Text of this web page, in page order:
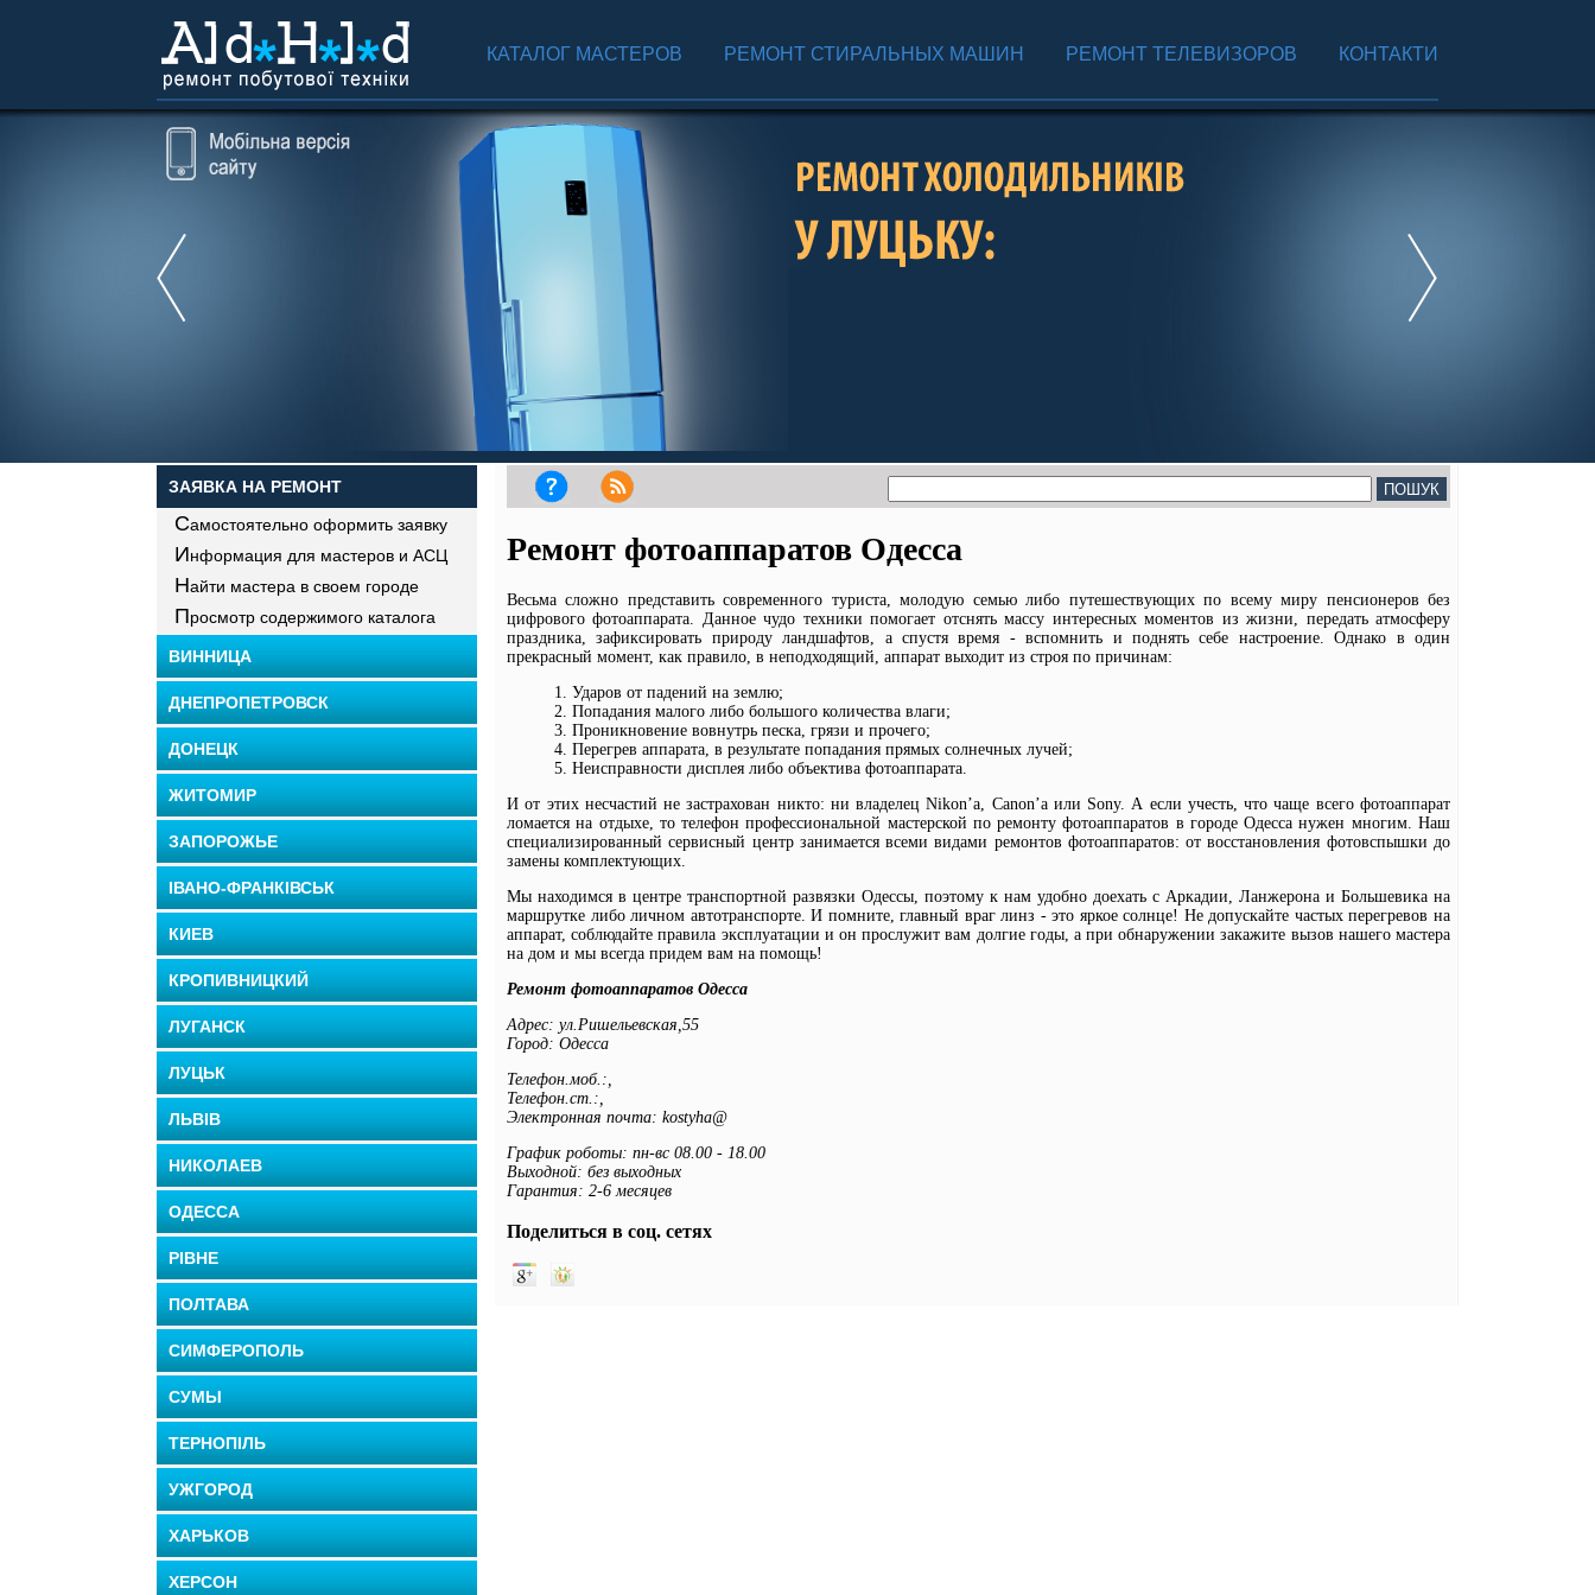
КАТАЛОГ МАСТЕРОВ РЕМОНТ СТИРАЛЬНЫХ МАШИН РЕМОНТ ТЕЛЕВИЗОРОВ КОНТАКТИ
ЗАЯВКА НА РЕМОНТ
Самостоятельно оформить заявку
Информация для мастеров и АСЦ
Найти мастера в своем городе
Просмотр содержимого каталога
ВИННИЦА
ДНЕПРОПЕТРОВСК
ДОНЕЦК
ЖИТОМИР
ЗАПОРОЖЬЕ
ІВАНО-ФРАНКІВСЬК
КИЕВ
КРОПИВНИЦКИЙ
ЛУГАНСК
ЛУЦЬК
ЛЬВІВ
НИКОЛАЕВ
ОДЕССА
РІВНЕ
ПОЛТАВА
СИМФЕРОПОЛЬ
СУМЫ
ТЕРНОПІЛЬ
УЖГОРОД
ХАРЬКОВ
ХЕРСОН
Ремонт фотоаппаратов Одесса
Весьма сложно представить современного туриста, молодую семью либо путешествующих по всему миру пенсионеров без
цифрового фотоаппарата. Данное чудо техники помогает отснять массу интересных моментов из жизни, передать атмосферу
праздника, зафиксировать природу ландшафтов, а спустя время - вспомнить и поднять себе настроение. Однако в один
прекрасный момент, как правило, в неподходящий, аппарат выходит из строя по причинам:
Ударов от падений на землю;
Попадания малого либо большого количества влаги;
Проникновение вовнутрь песка, грязи и прочего;
Перегрев аппарата, в результате попадания прямых солнечных лучей;
Неисправности дисплея либо объектива фотоаппарата.
И от этих несчастий не застрахован никто: ни владелец Nikon’a, Canon’a или Sony. А если учесть, что чаще всего фотоаппарат
ломается на отдыхе, то телефон профессиональной мастерской по ремонту фотоаппаратов в городе Одесса нужен многим. Наш
специализированный сервисный центр занимается всеми видами ремонтов фотоаппаратов: от восстановления фотовспышки до
замены комплектующих.
Мы находимся в центре транспортной развязки Одессы, поэтому к нам удобно доехать с Аркадии, Ланжерона и Большевика на
маршрутке либо личном автотранспорте. И помните, главный враг линз - это яркое солнце! Не допускайте частых перегревов на
аппарат, соблюдайте правила эксплуатации и он прослужит вам долгие годы, а при обнаружении закажите вызов нашего мастера
на дом и мы всегда придем вам на помощь!
Ремонт фотоаппаратов Одесса
Адрес: ул.Ришельевская,55
Город: Одесса
Телефон.моб.:
Телефон.ст.:
Электронная почта: kostyha@
График роботы: пн-вс 08.00 - 18.00
Выходной: без выходных
Гарантия: 2-6 месяцев
Поделиться в соц. сетях